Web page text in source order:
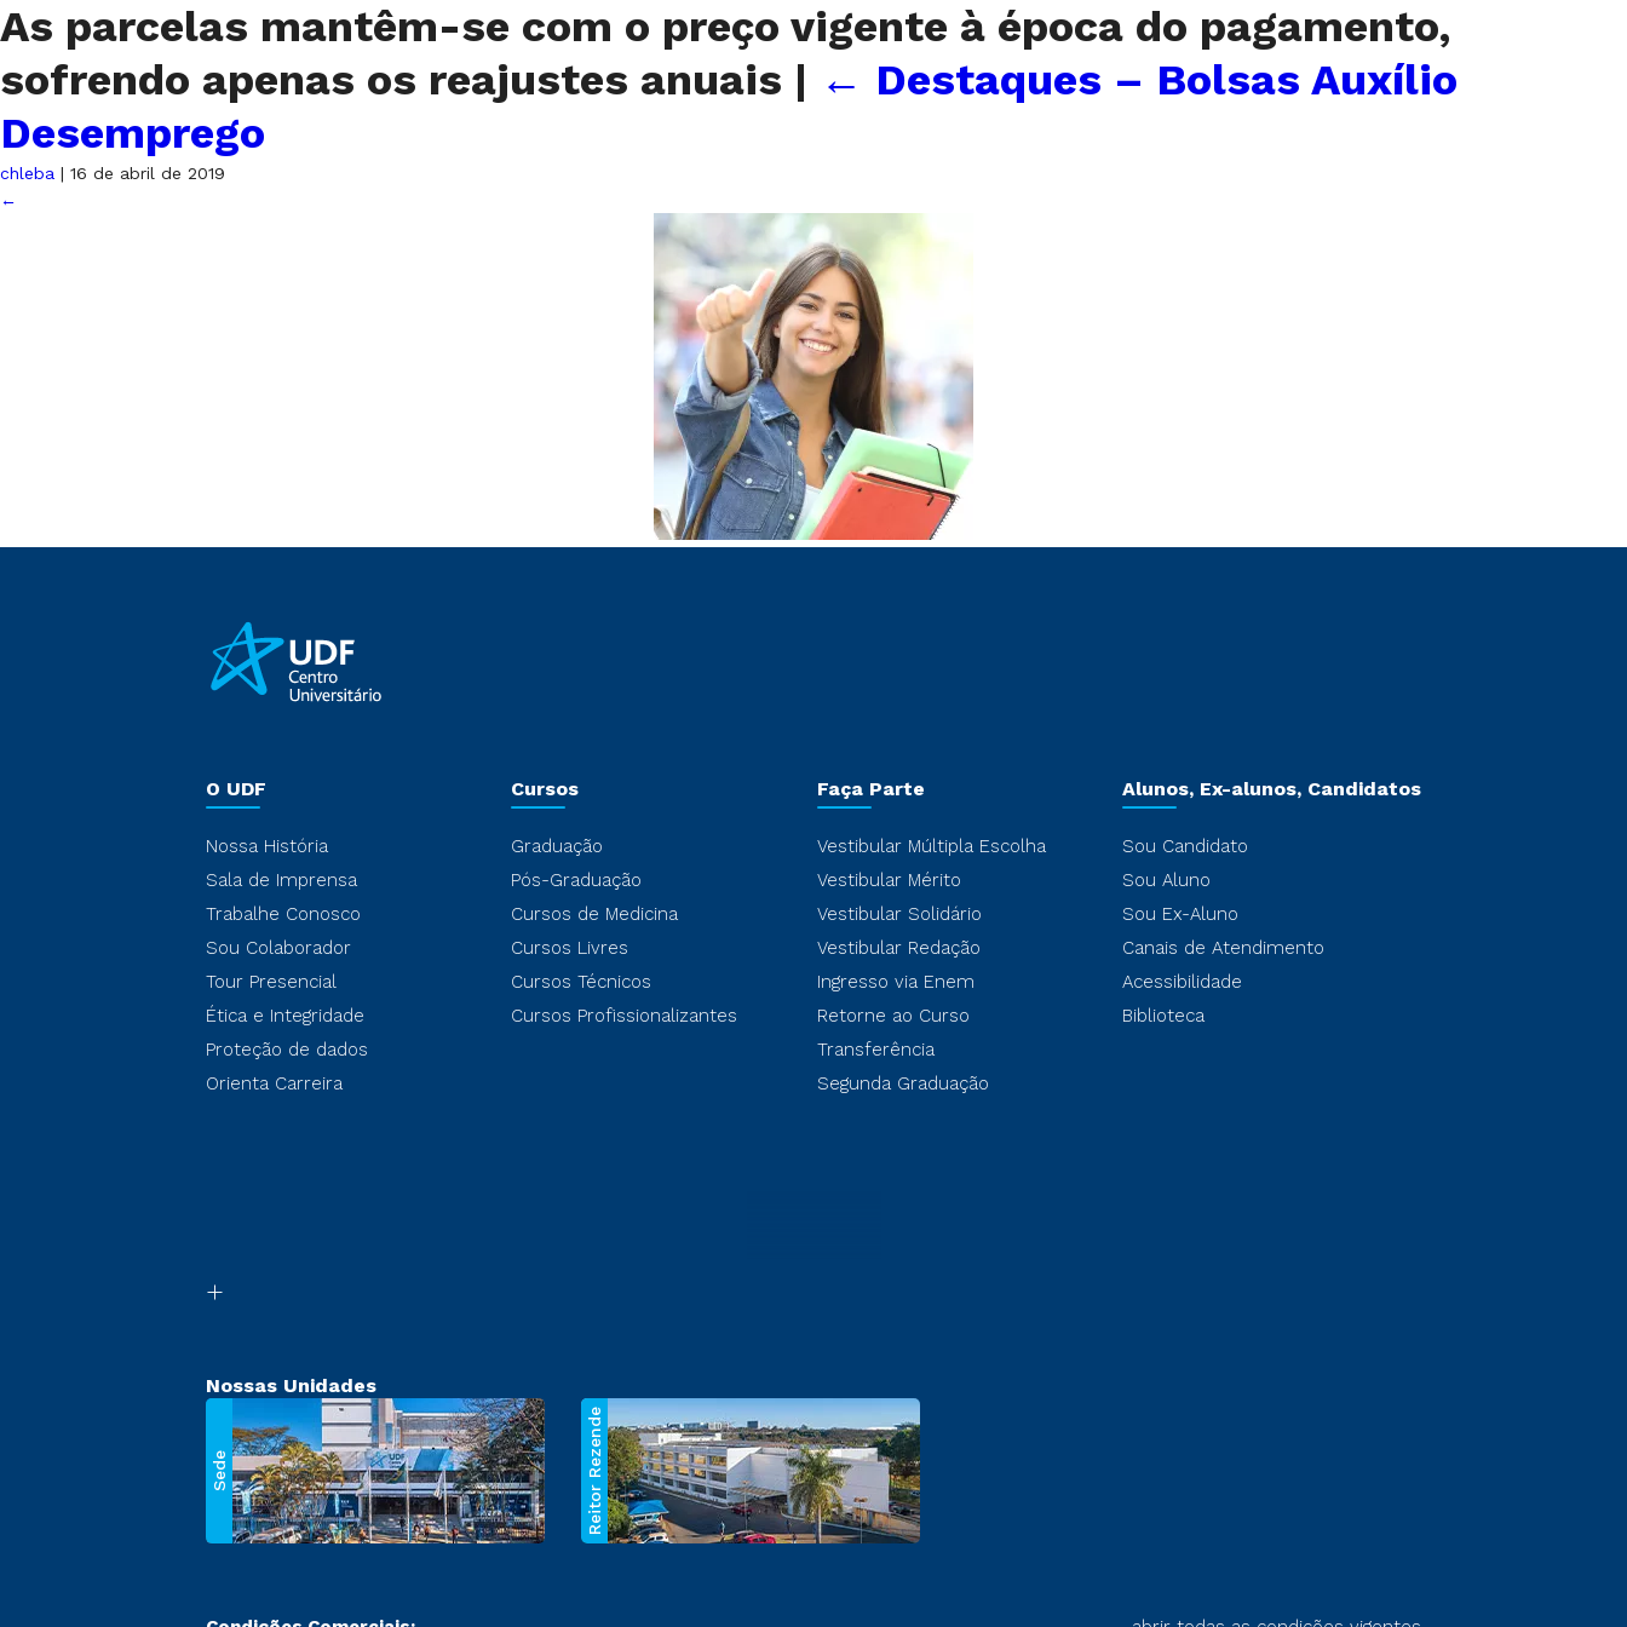
As parcelas mantêm-se com o preço vigente à época do pagamento,
sofrendo apenas os reajustes anuais | ← Destaques – Bolsas Auxílio
Desemprego
chleba | 16 de abril de 2019
←
O UDF
Nossa História
Sala de Imprensa
Trabalhe Conosco
Sou Colaborador
Tour Presencial
Ética e Integridade
Proteção de dados
Orienta Carreira
Cursos
Graduação
Pós-Graduação
Cursos de Medicina
Cursos Livres
Cursos Técnicos
Cursos Profissionalizantes
Faça Parte
Vestibular Múltipla Escolha
Vestibular Mérito
Vestibular Solidário
Vestibular Redação
Ingresso via Enem
Retorne ao Curso
Transferência
Segunda Graduação
Alunos, Ex-alunos, Candidatos
Sou Candidato
Sou Aluno
Sou Ex-Aluno
Canais de Atendimento
Acessibilidade
Biblioteca
Nossas Unidades
Sede Reitor Rezende